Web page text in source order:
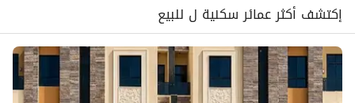
إكتشف أكثر عمائر سكنية ل للبيع